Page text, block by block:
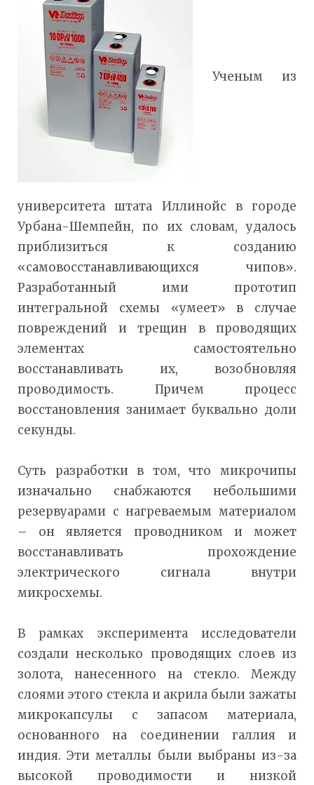
Ученым из
университета штата Иллинойс в городе
Урбана-Шемпейн, по их словам, удалось
приблизиться к созданию
«самовосстанавливающихся чипов».
Разработанный ими прототип
интегральной схемы «умеет» в случае
повреждений и трещин в проводящих
элементах самостоятельно
восстанавливать их, возобновляя
проводимость. Причем процесс
восстановления занимает буквально доли
секунды.
Суть разработки в том, что микрочипы
изначально снабжаются небольшими
резервуарами с нагреваемым материалом
– он является проводником и может
восстанавливать прохождение
электрического сигнала внутри
микросхемы.
В рамках эксперимента исследователи
создали несколько проводящих слоев из
золота, нанесенного на стекло. Между
слоями этого стекла и акрила были зажаты
микрокапсулы с запасом материала,
основанного на соединении галлия и
индия. Эти металлы были выбраны из-за
высокой проводимости и низкой